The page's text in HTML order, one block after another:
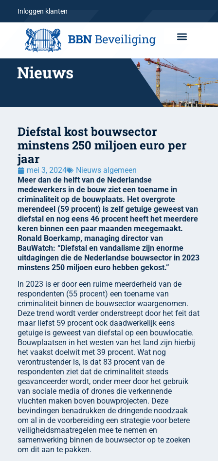
Inloggen klanten
Nieuws
Diefstal kost bouwsector
minstens 250 miljoen euro per
jaar
mei 3, 2024
Nieuws algemeen
Meer dan de helft van de Nederlandse
medewerkers in de bouw ziet een toename in
criminaliteit op de bouwplaats. Het overgrote
merendeel (59 procent) is zelf getuige geweest van
diefstal en nog eens 46 procent heeft het meerdere
keren binnen een paar maanden meegemaakt.
Ronald Boerkamp, managing director van
BauWatch: “Diefstal en vandalisme zijn enorme
uitdagingen die de Nederlandse bouwsector in 2023
minstens 250 miljoen euro hebben gekost.”
In 2023 is er door een ruime meerderheid van de
respondenten (55 procent) een toename van
criminaliteit binnen de bouwsector waargenomen.
Deze trend wordt verder onderstreept door het feit dat
maar liefst 59 procent ook daadwerkelijk eens
getuige is geweest van diefstal op een bouwlocatie.
Bouwplaatsen in het westen van het land zijn hierbij
het vaakst doelwit met 39 procent. Wat nog
verontrustender is, is dat 83 procent van de
respondenten ziet dat de criminaliteit steeds
geavanceerder wordt, onder meer door het gebruik
van sociale media of drones die verkennende
vluchten maken boven bouwprojecten. Deze
bevindingen benadrukken de dringende noodzaak
om al in de voorbereiding een strategie voor betere
veiligheidsmaatregelen mee te nemen en
samenwerking binnen de bouwsector op te zoeken
om dit aan te pakken.